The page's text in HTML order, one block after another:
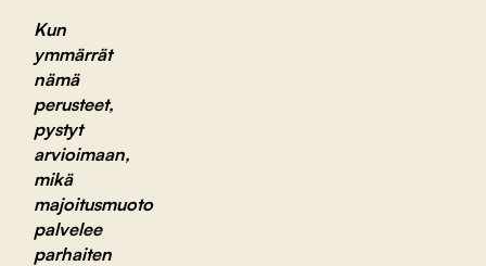
Kun
ymmärrät
nämä
perusteet,
pystyt
arvioimaan,
mikä
majoitusmuoto
palvelee
parhaiten